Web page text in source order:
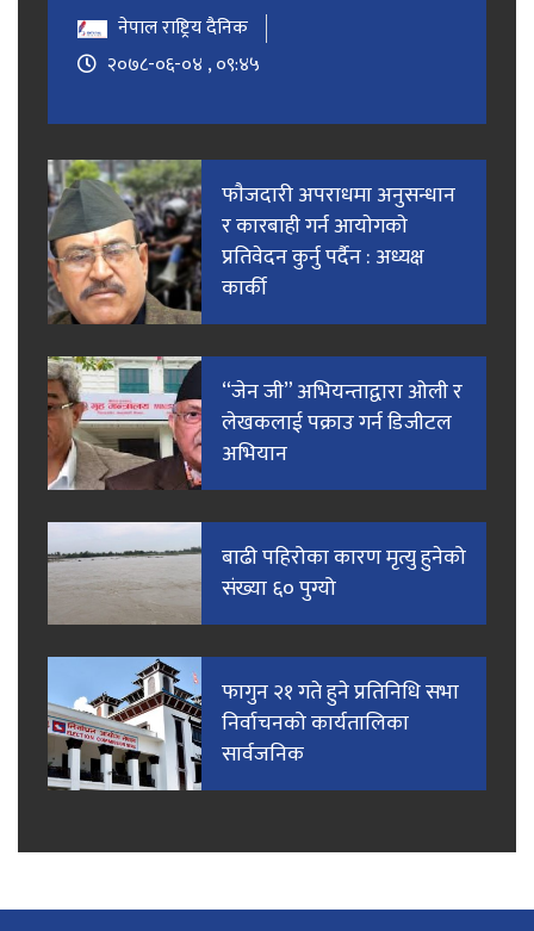
नेपाल राष्ट्रिय दैनिक
२०७८-०६-०४ , ०९:४५
फाैजदारी अपराधमा अनुसन्धान
र कारबाही गर्न आयाेगकाे
प्रतिवेदन कुर्नु पर्दैन : अध्यक्ष
कार्की
“जेन जी” अभियन्ताद्वारा ओली र
लेखकलाई पक्राउ गर्न डिजीटल
अभियान
बाढी पहिरोका कारण मृत्यु हुनेको
संख्या ६० पुग्यो
फागुन २१ गते हुने प्रतिनिधि सभा
निर्वाचनको कार्यतालिका
सार्वजनिक